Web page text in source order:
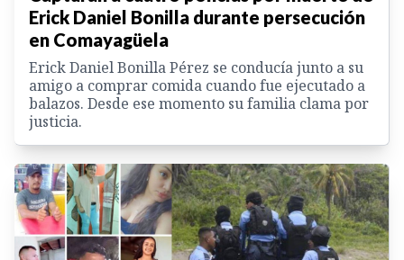
Erick Daniel Bonilla durante persecución
en Comayagüela
Erick Daniel Bonilla Pérez se conducía junto a su
amigo a comprar comida cuando fue ejecutado a
balazos. Desde ese momento su familia clama por
justicia.